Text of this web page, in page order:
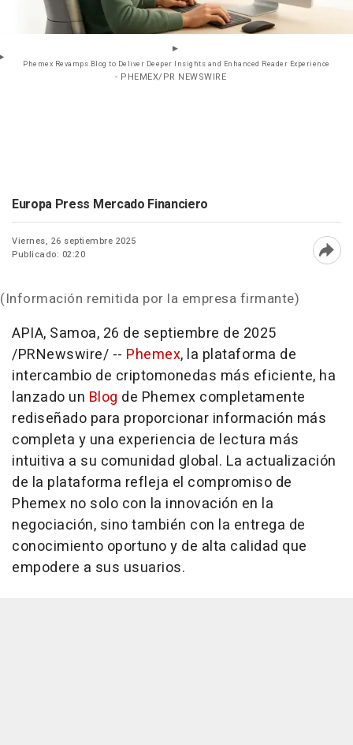
Phemex Revamps Blog to Deliver Deeper Insights and Enhanced Reader Experience
- PHEMEX/PR NEWSWIRE
Europa Press Mercado Financiero
Viernes, 26 septiembre 2025
Publicado: 02:20
(Información remitida por la empresa firmante)
APIA, Samoa, 26 de septiembre de 2025
/PRNewswire/ -- Phemex, la plataforma de
intercambio de criptomonedas más eficiente, ha
lanzado un Blog de Phemex completamente
rediseñado para proporcionar información más
completa y una experiencia de lectura más
intuitiva a su comunidad global. La actualización
de la plataforma refleja el compromiso de
Phemex no solo con la innovación en la
negociación, sino también con la entrega de
conocimiento oportuno y de alta calidad que
empodere a sus usuarios.